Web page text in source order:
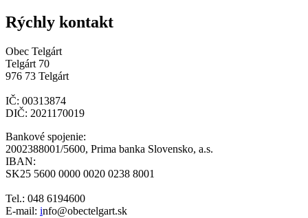
Rýchly kontakt
Obec Telgárt
Telgárt 70
976 73 Telgárt
IČ: 00313874
DIČ: 2021170019
Bankové spojenie:
2002388001/5600, Prima banka Slovensko, a.s.
IBAN:
SK25 5600 0000 0020 0238 8001
Tel.: 048 6194600
E-mail: info@obectelgart.sk